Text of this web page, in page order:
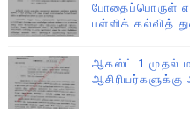
போதைப்பொருள்
பள்ளிக் கல்வித்
ஆகஸ்ட் 1 முதல்